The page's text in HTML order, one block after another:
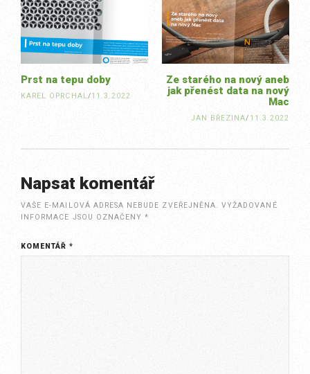
navigation
Ze starého na nový aneb
jak přenést data na nový
Mac
JAN BŘEZINA/ 11.3.2022
Prst na tepu doby
KAREL OPRCHAL/11.3.2022
Napsat komentář
VAŠE E-MAILOVÁ ADRESA NEBUDE ZVEŘEJNĚNA. VYŽADOVANÉ
INFORMACE JSOU OZNAČENY*
KOMENTÁŘ*